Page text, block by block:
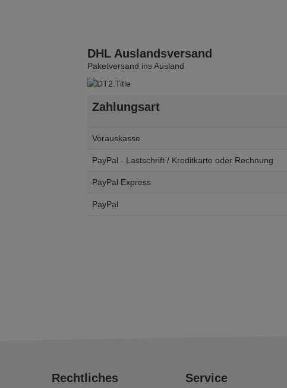
DHL Auslandsversand
Paketversand ins Ausland
Zahlungsart
Vorauskasse
PayPal - Lastschrift / Kreditkarte oder Rechnung
PayPal Express
PayPal
Rechtliches Service